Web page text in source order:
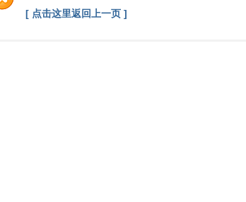
[ 点击这里返回上一页 ]